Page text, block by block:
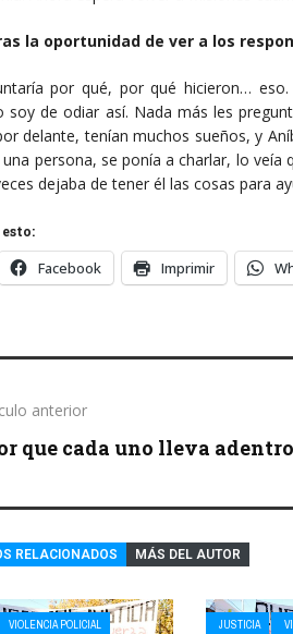
la oportunidad de ver a los
por qué, por qué hicieron…
soy de odiar así. Nada más les
delante, tenían muchos sueños, y
persona, se ponía a charlar, lo
dejaba de tener él las cosas para
Facebook Imprimir
anterior
que cada uno lleva adentro
RELACIONADOS MÁS DEL AUTOR
VIOLENCIA POLICIAL JUSTICIA